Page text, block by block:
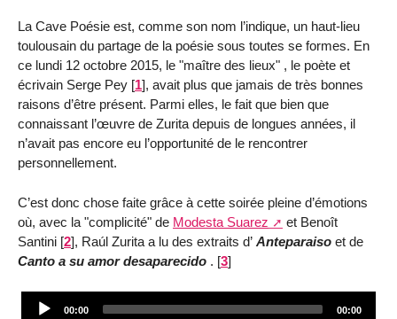
La Cave Poésie est, comme son nom l’indique, un haut-lieu
toulousain du partage de la poésie sous toutes se formes. En
ce lundi 12 octobre 2015, le "maître des lieux" , le poète et
écrivain Serge Pey [1], avait plus que jamais de très bonnes
raisons d’être présent. Parmi elles, le fait que bien que
connaissant l’œuvre de Zurita depuis de longues années, il
n’avait pas encore eu l’opportunité de le rencontrer
personnellement.
C’est donc chose faite grâce à cette soirée pleine d’émotions
où, avec la "complicité" de Modesta Suarez
et Benoît
Santini [2], Raúl Zurita a lu des extraits d’ Anteparaiso et de
Canto a su amor desaparecido . [3]
00:00 00:00